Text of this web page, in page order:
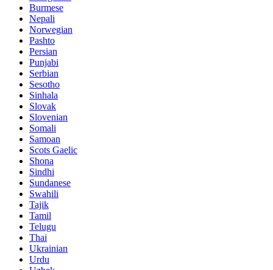
Burmese
Nepali
Norwegian
Pashto
Persian
Punjabi
Serbian
Sesotho
Sinhala
Slovak
Slovenian
Somali
Samoan
Scots Gaelic
Shona
Sindhi
Sundanese
Swahili
Tajik
Tamil
Telugu
Thai
Ukrainian
Urdu